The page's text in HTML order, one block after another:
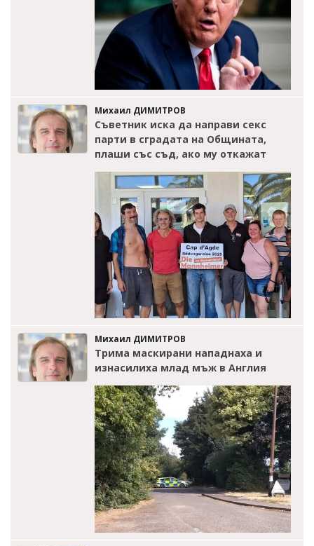
Михаил ДИМИТРОВ
Съветник иска да направи секс
парти в сградата на Общината,
плаши със съд, ако му откажат
Михаил ДИМИТРОВ
Трима маскирани нападнаха и
изнасилиха млад мъж в Англия